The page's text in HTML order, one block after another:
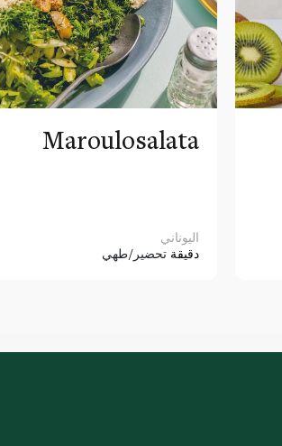
Maroulosalata
اليوناني
دقيقة تحضير/طهي